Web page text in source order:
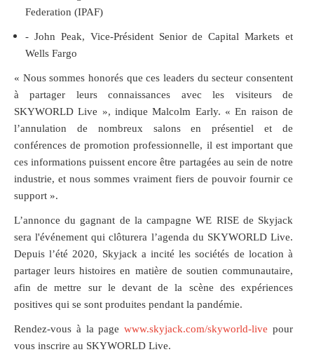
Federation (IPAF)
- John Peak, Vice-Président Senior de Capital Markets et
Wells Fargo
« Nous sommes honorés que ces leaders du secteur consentent
à partager leurs connaissances avec les visiteurs de
SKYWORLD Live », indique Malcolm Early. « En raison de
l’annulation de nombreux salons en présentiel et de
conférences de promotion professionnelle, il est important que
ces informations puissent encore être partagées au sein de notre
industrie, et nous sommes vraiment fiers de pouvoir fournir ce
support ».
L’annonce du gagnant de la campagne WE RISE de Skyjack
sera l'événement qui clôturera l’agenda du SKYWORLD Live.
Depuis l’été 2020, Skyjack a incité les sociétés de location à
partager leurs histoires en matière de soutien communautaire,
afin de mettre sur le devant de la scène des expériences
positives qui se sont produites pendant la pandémie.
Rendez-vous à la pagewww.skyjack.com/skyworld-live pour
vous inscrire au SKYWORLD Live.